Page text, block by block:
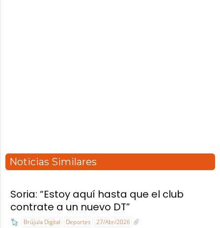
Noticias Similares
Soria: “Estoy aquí hasta que el club
contrate a un nuevo DT”
Brújula Digital Deportes 27/Abr/2026